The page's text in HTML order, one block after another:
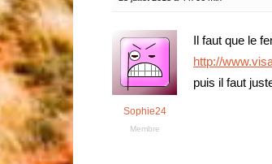
Sophie24
Membre
Il faut que le
http://
puis il faut